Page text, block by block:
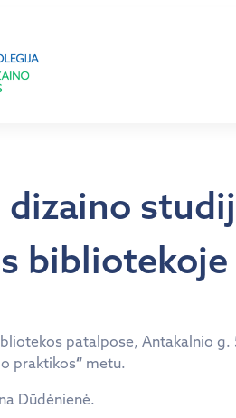
dizaino
bibliotekoje
patalpose, Antakalnio
praktikos“ metu.
Dūdėnienė.